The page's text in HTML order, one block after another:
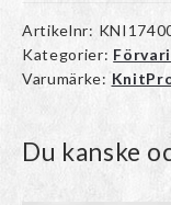
Artikelnr:
Kategorier:
Varumärke:
Du kanske